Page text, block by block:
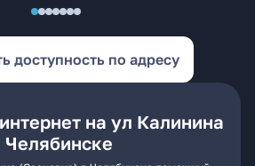
доступность по адресу
на ул Калинина